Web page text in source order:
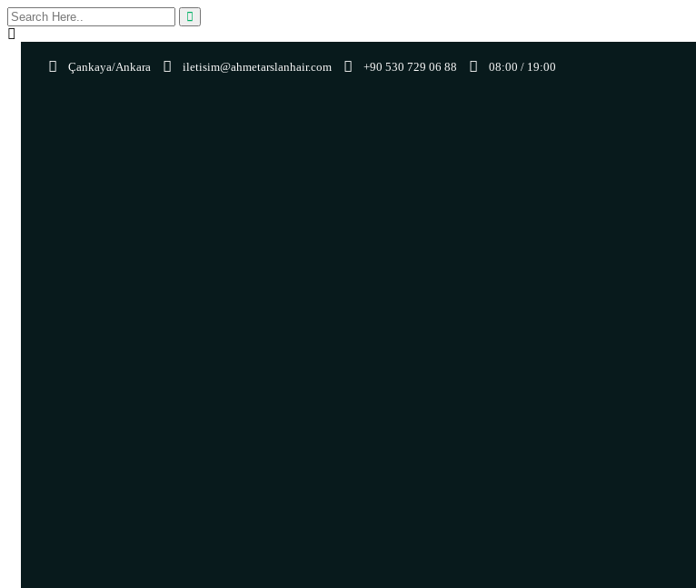
Çankaya/Ankara iletisim@ahmetarslanhair.com +90 530 729 06 88 08:00 / 19:00